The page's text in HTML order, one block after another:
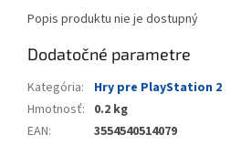
Popis produktu nie je dostupný
Dodatočné parametre
Kategória:
Hry pre PlayStation 2
Hmotnosť: 0.2 kg
EAN: 3554540514079